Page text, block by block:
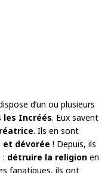
d’un ou plusieurs
les Incréés. Eux savent
. Ils en sont
et dévorée ! Depuis, ils
: détruire la religion en
fanatiques, ils ont